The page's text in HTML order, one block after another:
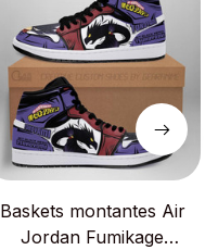
Baskets montantes Air
Jordan Fumikage